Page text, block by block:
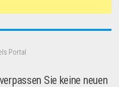
Portal
Sie keine neuen